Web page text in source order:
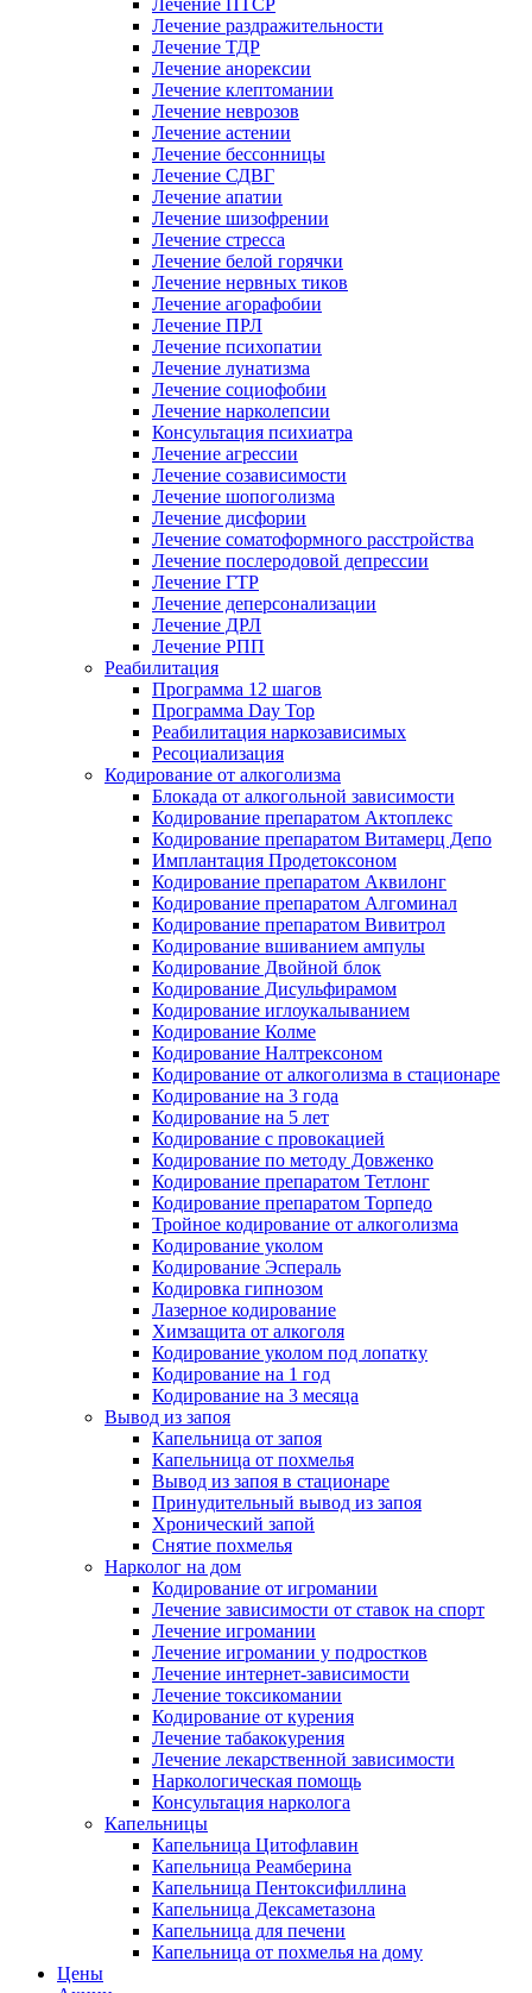
Лечение ПТСР
Лечение раздражительности
Лечение ТДР
Лечение анорексии
Лечение клептомании
Лечение неврозов
Лечение астении
Лечение бессонницы
Лечение СДВГ
Лечение апатии
Лечение шизофрении
Лечение стресса
Лечение белой горячки
Лечение нервных тиков
Лечение агорафобии
Лечение ПРЛ
Лечение психопатии
Лечение лунатизма
Лечение социофобии
Лечение нарколепсии
Консультация психиатра
Лечение агрессии
Лечение созависимости
Лечение шопоголизма
Лечение дисфории
Лечение соматоформного расстройства
Лечение послеродовой депрессии
Лечение ГТР
Лечение деперсонализации
Лечение ДРЛ
Лечение РПП
Реабилитация
Программа 12 шагов
Программа Day Top
Реабилитация наркозависимых
Ресоциализация
Кодирование от алкоголизма
Блокада от алкогольной зависимости
Кодирование препаратом Актоплекс
Кодирование препаратом Витамерц Депо
Имплантация Продетоксоном
Кодирование препаратом Аквилонг
Кодирование препаратом Алгоминал
Кодирование препаратом Вивитрол
Кодирование вшиванием ампулы
Кодирование Двойной блок
Кодирование Дисульфирамом
Кодирование иглоукалыванием
Кодирование Колме
Кодирование Налтрексоном
Кодирование от алкоголизма в стационаре
Кодирование на 3 года
Кодирование на 5 лет
Кодирование с провокацией
Кодирование по методу Довженко
Кодирование препаратом Тетлонг
Кодирование препаратом Торпедо
Тройное кодирование от алкоголизма
Кодирование уколом
Кодирование Эспераль
Кодировка гипнозом
Лазерное кодирование
Химзащита от алкоголя
Кодирование уколом под лопатку
Кодирование на 1 год
Кодирование на 3 месяца
Вывод из запоя
Капельница от запоя
Капельница от похмелья
Вывод из запоя в стационаре
Принудительный вывод из запоя
Хронический запой
Снятие похмелья
Нарколог на дом
Кодирование от игромании
Лечение зависимости от ставок на спорт
Лечение игромании
Лечение игромании у подростков
Лечение интернет-зависимости
Лечение токсикомании
Кодирование от курения
Лечение табакокурения
Лечение лекарственной зависимости
Наркологическая помощь
Консультация нарколога
Капельницы
Капельница Цитофлавин
Капельница Реамберина
Капельница Пентоксифиллина
Капельница Дексаметазона
Капельница для печени
Капельница от похмелья на дому
Цены